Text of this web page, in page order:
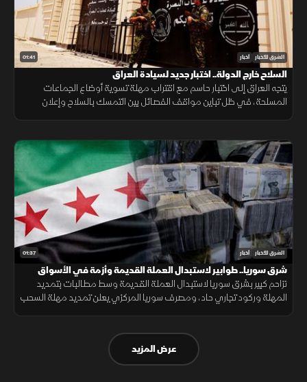
01:41 الشرق للأخبار أخبار
السلاح خارج الدولة.. اختبار جديد لسيادة العراق
يتجه العراق إلى اختبار حاسم مع اقتراب مهلة تسوية أوضاع الجماعات
المسلحة، في ظل تباين مواقف الفصائل بين التمسك بالسلاح وإعلان
01:37 الشرق للأخبار أخبار
شرق سوريا.. طوابير لاستبدال العملة القديمة وأزمة في الأسواق
تزاحم كبير بشرق سوريا لاستبدال العملة القديمة وسط مطالبات بتمديد
المهلة وركود تجاري حاد، ومصرف سوريا المركزي يعلن تمديد مهلة السحب
عرض المزيد